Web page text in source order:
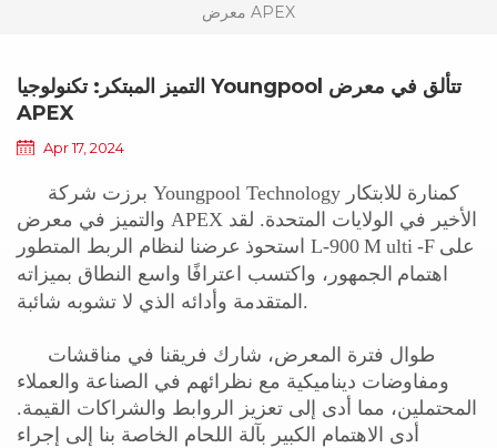
معرض APEX
التميز المبتكر: تكنولوجيا Youngpool تتألق في معرض
APEX
Apr 17, 2024
برزت شركة Youngpool Technology كمنارة للابتكار
والتميز في معرض APEX الأخير في الولايات المتحدة. لقد
استحوذ عرضنا لنظام الربط المتطور L-900 M ulti -F على
اهتمام الجمهور، واكتسب اعترافًا واسع النطاق بميزاته
المتقدمة وأدائه الذي لا تشوبه شائبة.
طوال فترة المعرض، شارك فريقنا في مناقشات
ومفاوضات ديناميكية مع نظرائهم في الصناعة والعملاء
المحتملين، مما أدى إلى تعزيز الروابط والشراكات القيمة.
أدى الاهتمام الكبير بآلة اللحام الخاصة بنا إلى إجراء